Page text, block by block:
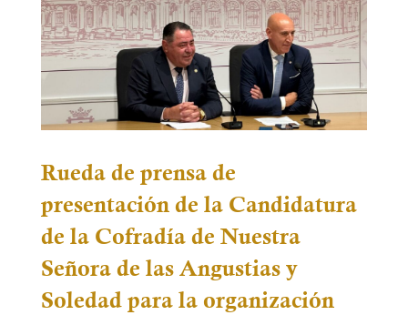
Rueda de prensa de
presentación de la Candidatura
de la Cofradía de Nuestra
Señora de las Angustias y
Soledad para la organización